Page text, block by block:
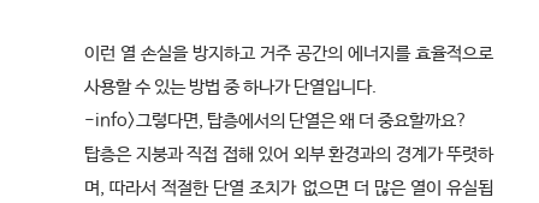
이런 열 손실을 방지하고 거주 공간의 에너지를 효율적으로
사용할 수 있는 방법 중 하나가 단열입니다.
-info>그렇다면, 탑층에서의 단열은 왜 더 중요할까요?
탑층은 지붕과 직접 접해 있어 외부 환경과의 경계가 뚜렷하
며, 따라서 적절한 단열 조치가 없으면 더 많은 열이 유실됩